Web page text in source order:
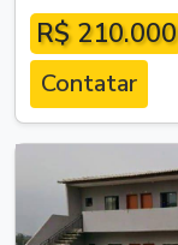
R$ 210.000
Contatar